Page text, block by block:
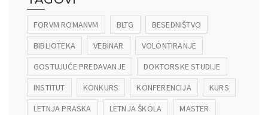
FORVM ROMANVM BLTG
BESEDNIŠTVO
BIBLIOTEKA
VEBINAR
VOLONTIRANJE
GOSTUJUĆE PREDAVANJE
DOKTORSKE STUDIJE
INSTITUT
KONKURS KONFERENCIJA
KURS
LETNJA PRASKA
LETNJA ŠKOLA
MASTER